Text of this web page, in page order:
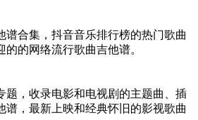
谱合集，抖音音乐排行榜的热门歌曲
的的网络流行歌曲吉他谱。
题，收录电影和电视剧的主题曲、插
谱，最新上映和经典怀旧的影视歌曲